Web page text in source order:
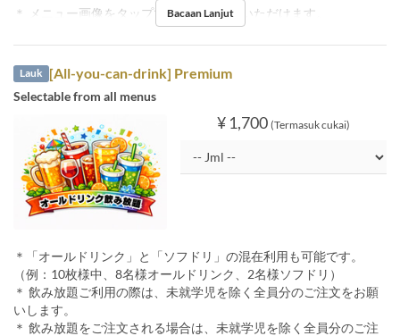
＊ メニュー画像をタップで拡大してご覧いただけます。
Bacaan Lanjut
Lauk [All-you-can-drink] Premium
Selectable from all menus
¥ 1,700 (Termasuk cukai)
＊「オールドリンク」と「ソフドリ」の混在利用も可能です。
（例：10枚様中、8名様オールドリンク、2名様ソフドリ）
＊ 飲み放題ご利用の際は、未就学児を除く全員分のご注文をお願
いします。
＊ 飲み放題をご注文される場合は、未就学児を除く全員分のご注